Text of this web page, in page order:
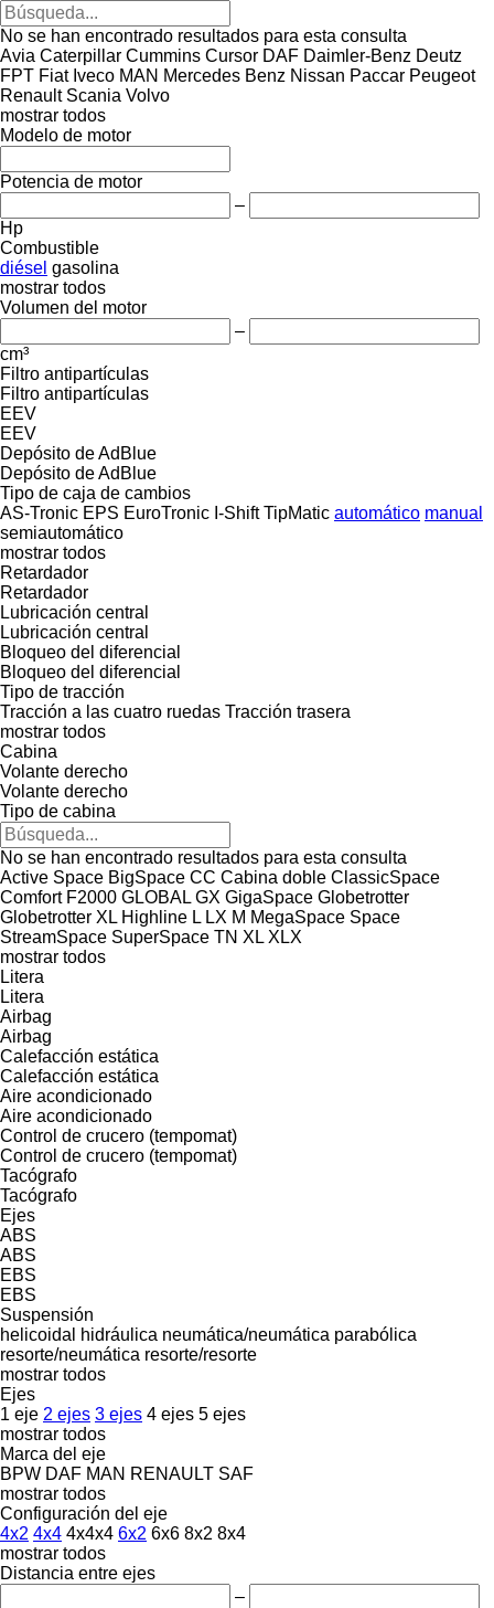
No se han encontrado resultados para esta consulta
Avia Caterpillar Cummins Cursor DAF Daimler-Benz Deutz
FPT Fiat Iveco MAN Mercedes Benz Nissan Paccar Peugeot
Renault Scania Volvo
mostrar todos
Modelo de motor
Potencia de motor
–
Hp
Combustible
diésel gasolina
mostrar todos
Volumen del motor
–
cm³
Filtro antipartículas
Filtro antipartículas
EEV
EEV
Depósito de AdBlue
Depósito de AdBlue
Tipo de caja de cambios
AS-Tronic EPS EuroTronic I-Shift TipMatic automático manual
semiautomático
mostrar todos
Retardador
Retardador
Lubricación central
Lubricación central
Bloqueo del diferencial
Bloqueo del diferencial
Tipo de tracción
Tracción a las cuatro ruedas Tracción trasera
mostrar todos
Cabina
Volante derecho
Volante derecho
Tipo de cabina
No se han encontrado resultados para esta consulta
Active Space BigSpace CC Cabina doble ClassicSpace
Comfort F2000 GLOBAL GX GigaSpace Globetrotter
Globetrotter XL Highline L LX M MegaSpace Space
StreamSpace SuperSpace TN XL XLX
mostrar todos
Litera
Litera
Airbag
Airbag
Calefacción estática
Calefacción estática
Aire acondicionado
Aire acondicionado
Control de crucero (tempomat)
Control de crucero (tempomat)
Tacógrafo
Tacógrafo
Ejes
ABS
ABS
EBS
EBS
Suspensión
helicoidal
hidráulica neumática/neumática parabólica
resorte/neumática resorte/resorte
mostrar todos
Ejes
1 eje 2 ejes 3 ejes 4 ejes 5 ejes
mostrar todos
Marca del eje
BPW DAF MAN RENAULT SAF
mostrar todos
Configuración del eje
4x2 4x4 4x4x4 6x2 6x6 8x2 8x4
mostrar todos
Distancia entre ejes
–